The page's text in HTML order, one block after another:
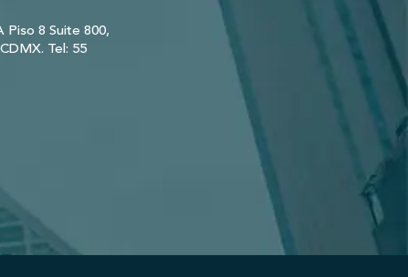
8 Suite 800,
Tel: 55